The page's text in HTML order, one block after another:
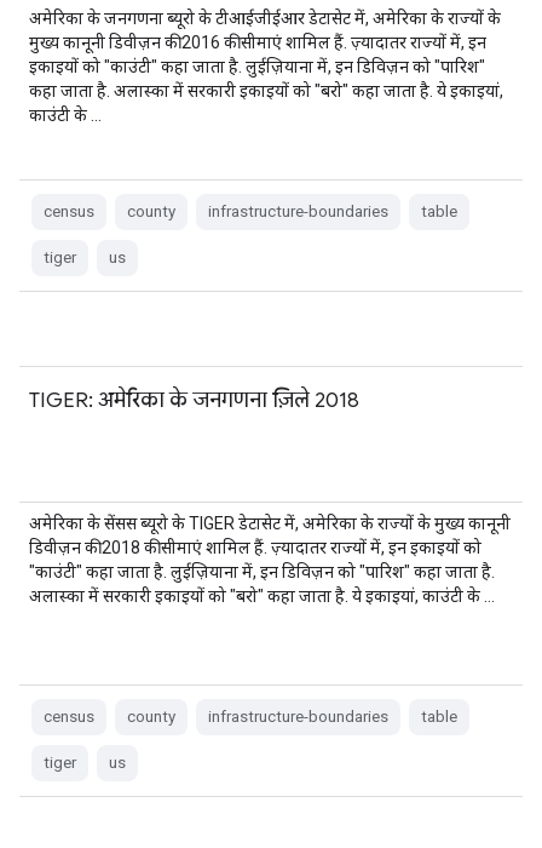
अमेरिका के जनगणना ब्यूरो के टीआईजीईआर डेटासेट में, अमेरिका के राज्यों के
मुख्य कानूनी डिवीज़न की 2016 की सीमाएं शामिल हैं. ज़्यादातर राज्यों में, इन
इकाइयों को "काउंटी" कहा जाता है. लुईज़ियाना में, इन डिविज़न को "पारिश"
कहा जाता है. अलास्का में सरकारी इकाइयों को "बरो" कहा जाता है. ये इकाइयां,
काउंटी के …
census county infrastructure-boundaries table
tiger us
TIGER: अमेरिका के जनगणना ज़िले 2018
अमेरिका के सेंसस ब्यूरो के TIGER डेटासेट में, अमेरिका के राज्यों के मुख्य कानूनी
डिवीज़न की 2018 की सीमाएं शामिल हैं. ज़्यादातर राज्यों में, इन इकाइयों को
"काउंटी" कहा जाता है. लुईज़ियाना में, इन डिविज़न को "पारिश" कहा जाता है.
अलास्का में सरकारी इकाइयों को "बरो" कहा जाता है. ये इकाइयां, काउंटी के …
census county infrastructure-boundaries table
tiger us